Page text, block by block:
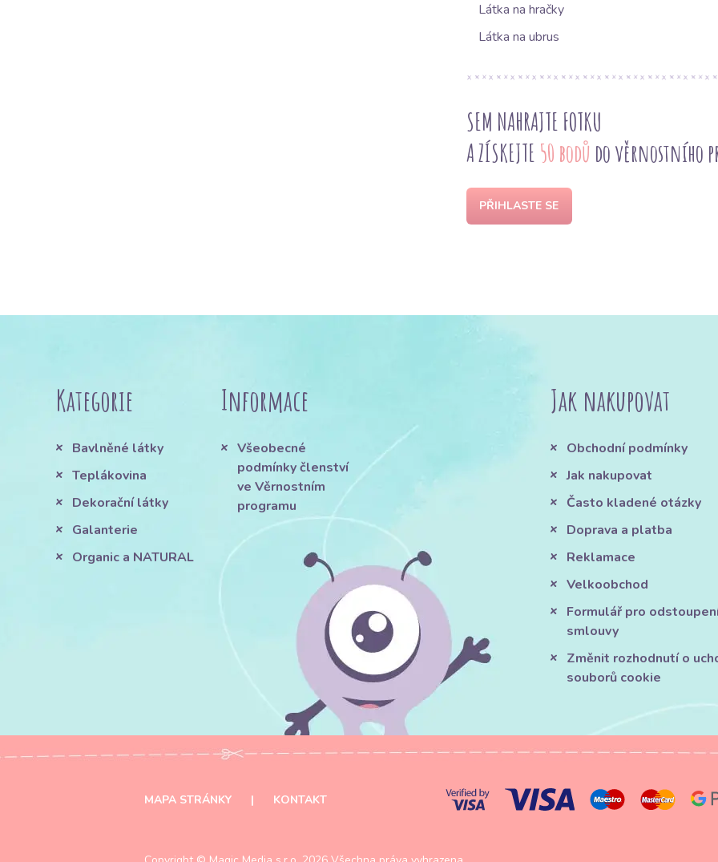
Látka na hračky
Látka na ubrus
SEM NAHRAJTE FOTKU
A ZÍSKEJTE 50 bodů do věrnostního
PŘIHLASTE SE
Kategorie
Bavlněné látky
Teplákovina
Dekorační látky
Galanterie
Organic a NATURAL
Informace
Všeobecné
podmínky členství
ve Věrnostním
programu
Jak nakupovat
Obchodní podmínky
Jak nakupovat
Často kladené otázky
Doprava a platba
Reklamace
Velkoobchod
Formulář pro
smlouvy
Změnit rozhodnutí o
souborů cookie
MAPA STRÁNKY | KONTAKT